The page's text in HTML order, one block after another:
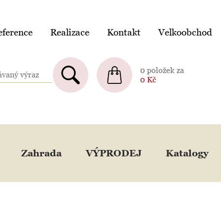
Realizace Kontakt Velkoobchod
0 položek za
0 Kč
Zahrada VÝPRODEJ Katalogy